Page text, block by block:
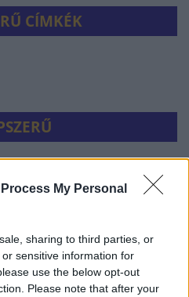
My Personal
sharing to third parties, or
sensitive information for
use the below opt-out
Please note that after your
CÍMKÉK